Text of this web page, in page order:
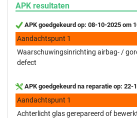
APK resultaten
APK goedgekeurd op: 08-10-2025 om
Aandachtspunt 1
Waarschuwingsinrichting airbag- /
defect
APK goedgekeurd na reparatie op: 22-
Aandachtspunt 1
Achterlicht glas gerepareerd of